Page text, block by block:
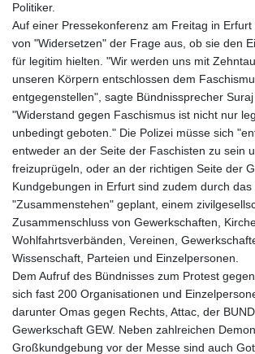
Politiker.
Auf einer Pressekonferenz am Freitag in
von "Widersetzen" der Frage aus, ob sie den
für legitim hielten. "Wir werden uns mit
unseren Körpern entschlossen dem
entgegenstellen", sagte Bündnissprecher
"Widerstand gegen Faschismus ist nicht nur
unbedingt geboten." Die Polizei müsse sich
entweder an der Seite der Faschisten zu sein
freizuprügeln, oder an der richtigen Seite der
Kundgebungen in Erfurt sind zudem durch das
"Zusammenstehen" geplant, einem
Zusammenschluss von Gewerkschaften,
Wohlfahrtsverbänden, Vereinen,
Wissenschaft, Parteien und Einzelpersonen.
Dem Aufruf des Bündnisses zum Protest
sich fast 200 Organisationen und
darunter Omas gegen Rechts, Attac, der
Gewerkschaft GEW. Neben zahlreichen
Großkundgebung vor der Messe sind auch